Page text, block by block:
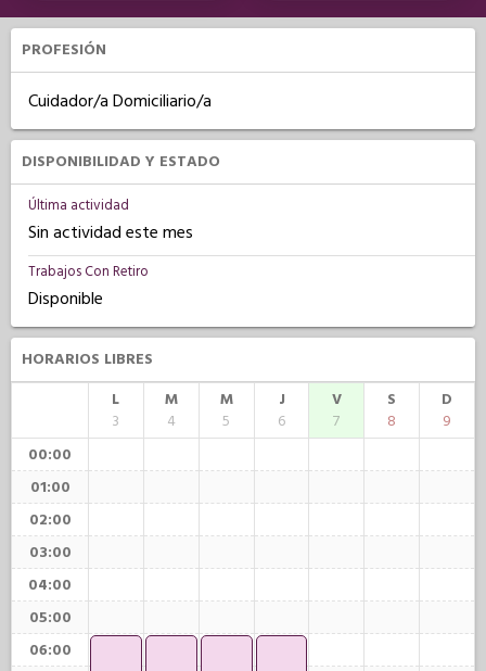
PROFESIÓN
Cuidador/a Domiciliario/a
DISPONIBILIDAD Y ESTADO
Última actividad
Sin actividad este mes
Trabajos Con Retiro
Disponible
HORARIOS LIBRES
L
3
M
4
M
5
J
6
V
7
S
8
D
9
00:00
01:00
02:00
03:00
04:00
05:00
06:00